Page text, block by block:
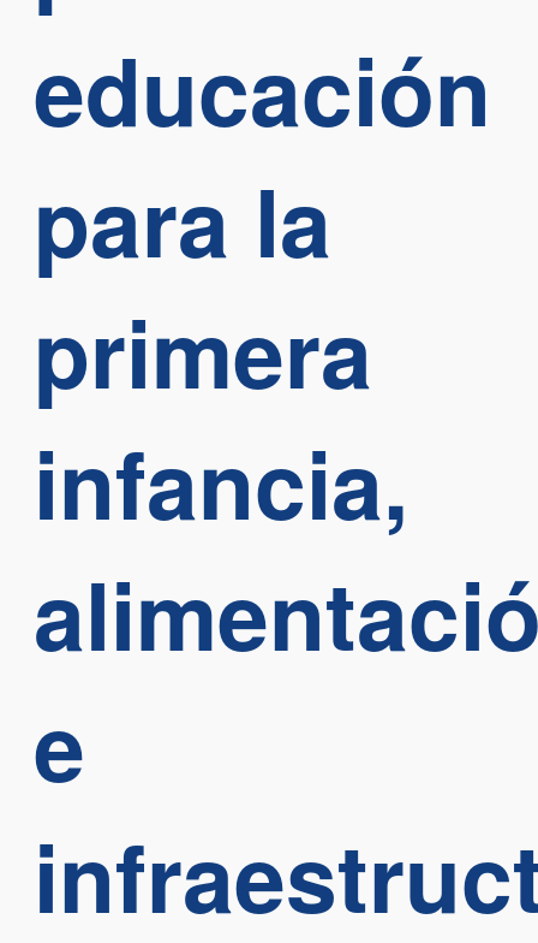
educación
para la
primera
infancia,
e